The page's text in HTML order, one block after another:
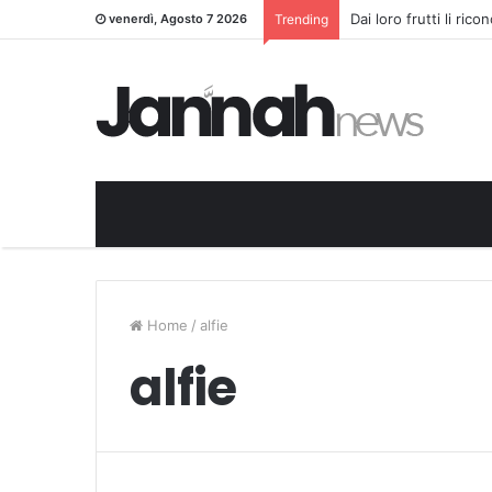
venerdì, Agosto 7 2026 Trending Dai loro frutti li
Home / alfie
alfie